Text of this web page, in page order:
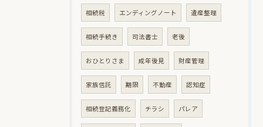
相続税 エンディングノート 遺産整理
相続手続き 司法書士 老後
おひとりさま 成年後見 財産管理
家族信託 期限 不動産 認知症
相続登記義務化 チラシ パレア